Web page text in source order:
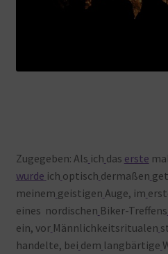
Zugegeben: Als ich das erste mal
wurde ich optisch dermaßen
meinem geistigen Auge, im
eines nordischen Biker-Treffens
ein, vor Männlichkeitsritualen
handelte, bei dem langbärtige